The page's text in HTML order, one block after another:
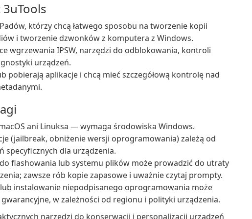
którzy chcą łatwego sposobu na tworzenie kopii
i tworzenie dzwonków z komputera z Windows.
wgrzewania IPSW, narzędzi do odblokowania, kontroli
urządzeń.
pobierają aplikacje i chcą mieć szczegółową kontrolę nad
ani Linuksa — wymaga środowiska Windows.
(jailbreak, obniżenie wersji oprogramowania) zależą od
specyficznych dla urządzenia.
flashowania lub systemu plików może prowadzić do utraty
zawsze rób kopie zapasowe i uważnie czytaj prompty.
instalowanie niepodpisanego oprogramowania może
w zależności od regionu i polityki urządzenia.
narzędzi do konserwacji i personalizacji urządzeń